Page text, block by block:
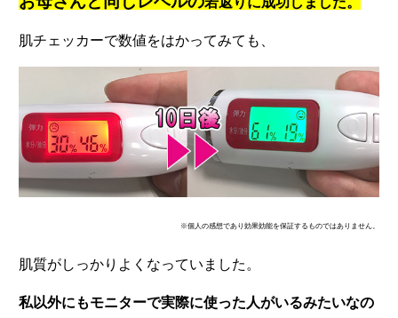
肌チェッカーで数値をはかってみても、
※個人の感想であり効果効能を保証するものではありません。
肌質がしっかりよくなっていました。
私以外にもモニターで実際に使った人がいるみたいなの